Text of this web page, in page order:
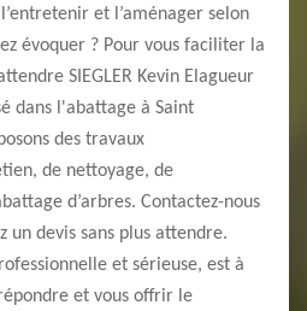
et l’aménager selon
évoquer ? Pour vous faciliter la
SIEGLER Kevin Elagueur
dans l'abattage à Saint
des travaux
de nettoyage, de
d’arbres. Contactez-nous
un devis sans plus attendre.
et sérieuse, est à
et vous offrir le